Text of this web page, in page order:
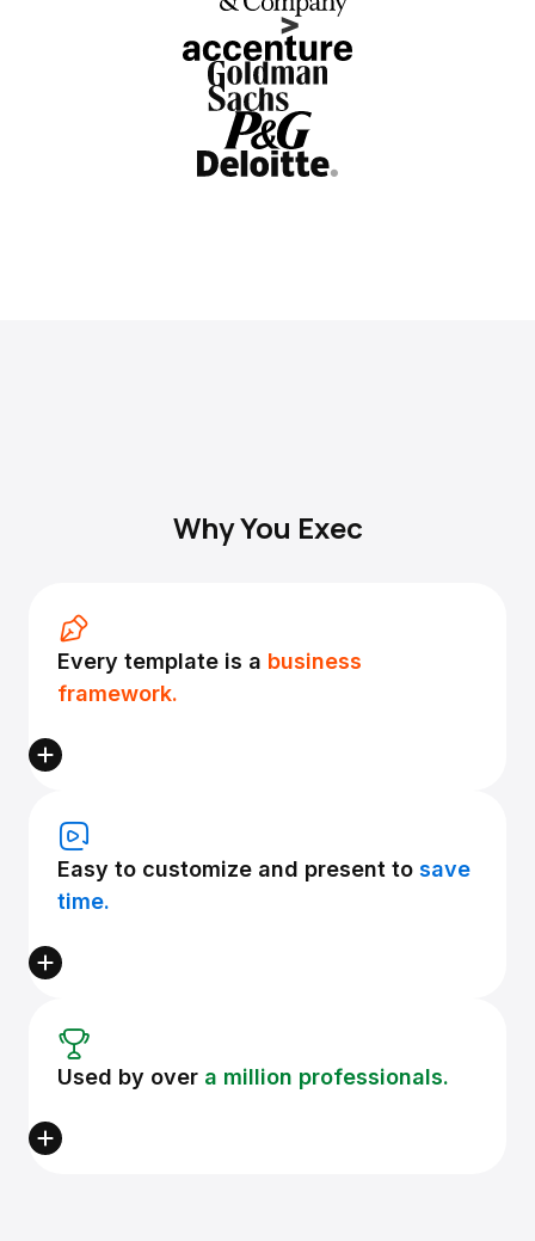
Why You Exec
Every template is a business
framework.
Easy to customize and present to save
time.
Used by over a million professionals.